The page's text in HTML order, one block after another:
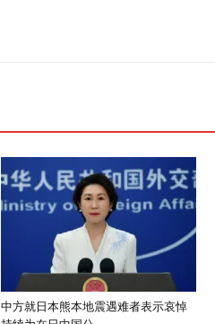
中方就日本熊本地震遇难者表示哀悼